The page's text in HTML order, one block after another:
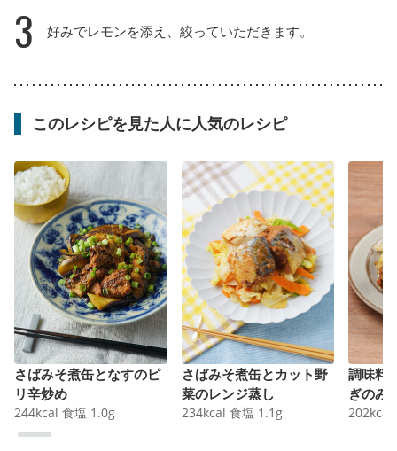
3 好みでレモンを添え、絞っていただきます。
このレシピを見た人に人気のレシピ
さばみそ煮缶となすのピ
リ辛炒め
244kcal 食塩 1.0g
さばみそ煮缶とカット野
菜のレンジ蒸し
234kcal 食塩 1.1 g
調味料
ぎのみ
202kcal